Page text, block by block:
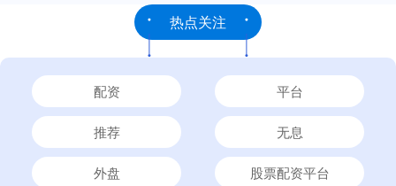
热点关注
配资 平台
推荐 无息
外盘 股票配资平台